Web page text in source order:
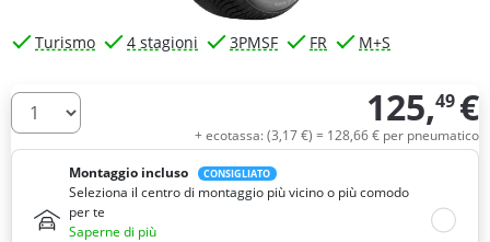
Turismo 4 stagioni 3PMSF FR M+S
Quantità 125,49 €
+ ecotassa: (3,17€) = 128,66€ per pneumatico
Montaggio incluso
CONSIGLIATO
Seleziona il centro di montaggio più vicino o più comodo
per te
Saperne di più